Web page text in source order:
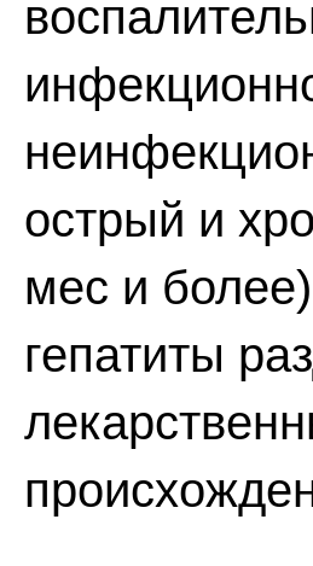
острый и
мес и
гепатиты